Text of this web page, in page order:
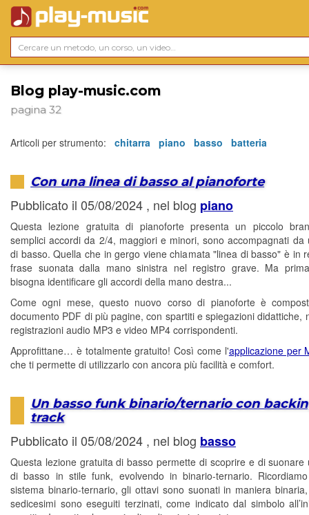
Blog play-music.com
pagina 32
Articoli per strumento: chitarra piano basso batteria
Con una linea di basso al pianoforte
Pubblicato il 05/08/2024 , nel blog piano
Questa lezione gratuita di pianoforte presenta un piccolo
semplici accordi da 2/4, maggiori e minori, sono accompagnati da
di basso. Quella che in gergo viene chiamata "linea di basso" è in
frase suonata dalla mano sinistra nel registro grave. Ma
bisogna identificare gli accordi della mano destra...
Come ogni mese, questo nuovo corso di pianoforte è
documento PDF di più pagine, con spartiti e spiegazioni didattiche,
registrazioni audio MP3 e video MP4 corrispondenti.
Approfittane… è totalmente gratuito! Così come l'applicazione per
che ti permette di utilizzarlo con ancora più facilità e comfort.
Un basso funk binario/ternario con
track
Pubblicato il 05/08/2024 , nel blog basso
Questa lezione gratuita di basso permette di scoprire e di suonare
di basso in stile funk, evolvendo in binario-ternario.
sistema binario-ternario, gli ottavi sono suonati in maniera
sedicesimi sono eseguiti terzinati, come indicato dal simbolo